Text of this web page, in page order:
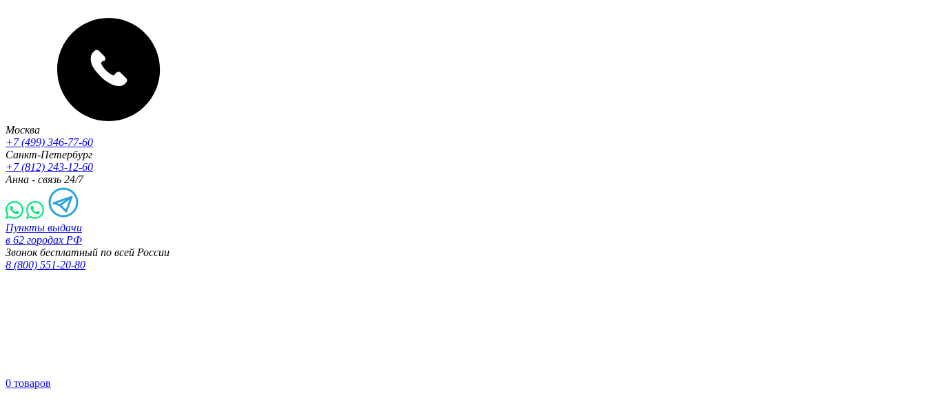
Москва
+7 (499) 346-77-60
Санкт-Петербург
+7 (812) 243-12-60
Анна - связь 24/7
Пункты выдачи
в 62 городах РФ
Звонок бесплатный по всей России
8 (800) 551-20-80
0 товаров